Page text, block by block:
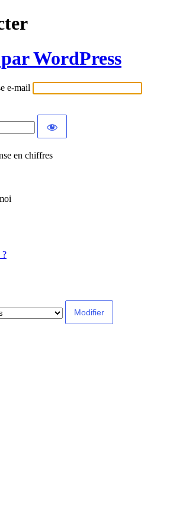
WordPress
e-mail
en chiffres
?